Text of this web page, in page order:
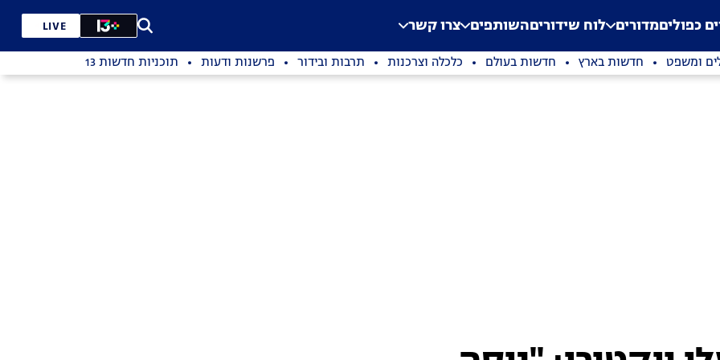
Application error: a
. כפוליםמדורים לוח שידוריםהשותפים צרו קשר LIVE
ומשפט חדשות בארץ חדשות בעולם כלכלה וצרכנות תרבות ובידור פרשנות ודעות תוכניות חדשות 13